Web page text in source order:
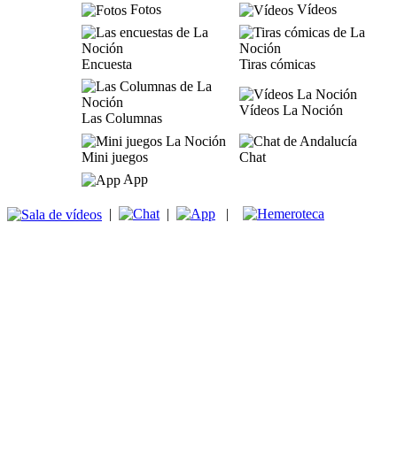
Fotos
Vídeos
Encuesta Tiras cómicas
Las Columnas
Vídeos La Noción
Mini juegos
Chat
App
| | |